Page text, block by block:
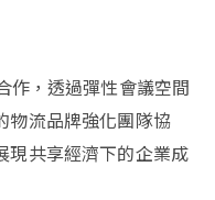
作，透過彈性會議空間
物流品牌強化團隊協
現共享經濟下的企業成